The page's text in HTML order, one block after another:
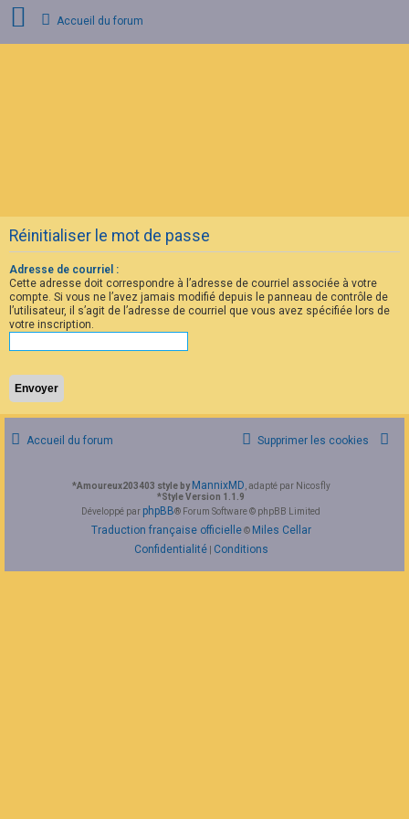
I
s
c
r
i
p
t
n
A
Q
Accueil du forum
Réinitialiser le mot de passe
Adresse de courriel :
Cette adresse doit correspondre à l’adresse de courriel associée à votre
compte. Si vous ne l’avez jamais modifié depuis le panneau de contrôle de
l’utilisateur, il s’agit de l’adresse de courriel que vous avez spécifiée lors de
votre inscription.
Accueil du forum Supprimer les cookies
*Amoureux203403 style by MannixMD, adapté par Nicosfly
*Style Version 1.1.9
Développé par phpBB® Forum Software © phpBB Limited
Traduction française officielle© Miles Cellar
Confidentialité| Conditions